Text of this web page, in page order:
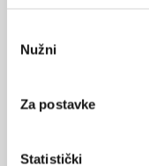
pristanka
Nužni
Za postavke
Statistički
40% .
antipsihotike u
simptoma u psihoza,